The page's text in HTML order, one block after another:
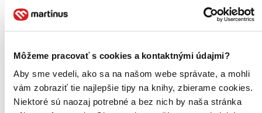
Môžeme pracovať s cookies a kontaktnými údajmi?
Aby sme vedeli, ako sa na našom webe správate, a mohli
vám zobraziť tie najlepšie tipy na knihy, zbierame cookies.
Niektoré sú naozaj potrebné a bez nich by naša stránka